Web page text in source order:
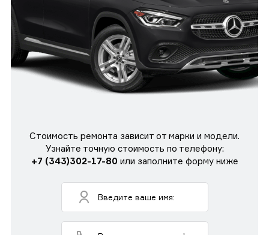
Стоимость ремонта зависит от марки и модели.
Узнайте точную стоимость по телефону:
+7 (343)302-17-80 или заполните форму ниже